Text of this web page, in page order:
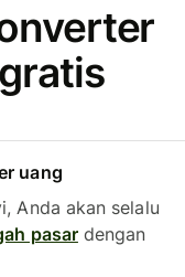
uang
Anda akan selalu
pasardengan